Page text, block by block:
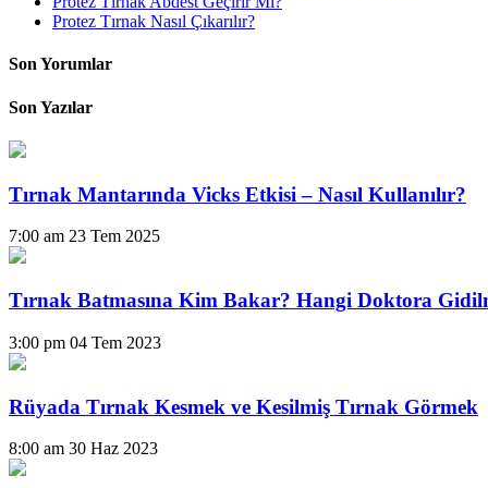
Protez Tırnak Nasıl Çıkarılır?
Son Yorumlar
Son Yazılar
Tırnak Mantarında Vicks Etkisi – Nasıl Kullanılır?
7:00 am 23 Tem 2025
Tırnak Batmasına Kim Bakar? Hangi Doktora
3:00 pm 04 Tem 2023
Rüyada Tırnak Kesmek ve Kesilmiş Tırnak Görmek
8:00 am 30 Haz 2023